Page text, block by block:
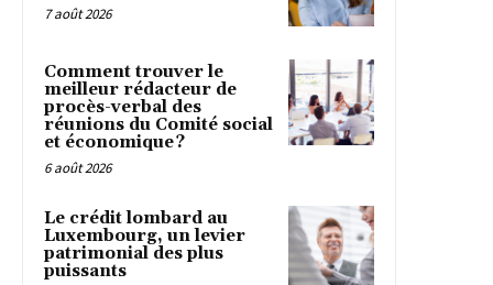
7 août 2026
Comment trouver le
meilleur rédacteur de
procès-verbal des
réunions du Comité social
et économique ?
6 août 2026
Le crédit lombard au
Luxembourg, un levier
patrimonial des plus
puissants